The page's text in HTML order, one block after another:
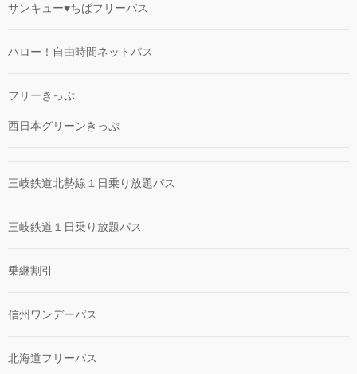
サンキュー♥ちばフリーパス
ハロー！自由時間ネットパス
フリーきっぷ
西日本グリーンきっぷ
三岐鉄道北勢線１日乗り放題パス
三岐鉄道１日乗り放題パス
乗継割引
信州ワンデーパス
北海道フリーパス